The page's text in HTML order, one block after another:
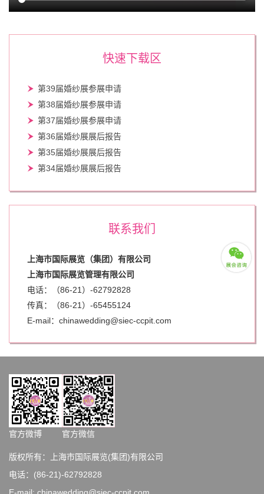
快速下载区
第39届婚纱展参展申请
第38届婚纱展参展申请
第37届婚纱展参展申请
第36届婚纱展展后报告
第35届婚纱展展后报告
第34届婚纱展展后报告
联系我们
上海市国际展览（集团）有限公司
上海市国际展览管理有限公司
电话：（86-21）-62792828
传真：（86-21）-65455124
E-mail：chinawedding@siec-ccpit.com
官方微博 官方微信
版权所有：上海市国际展览(集团)有限公司
电话：(86-21)-62792828
E-mail: chinawedding@siec-ccpit.com